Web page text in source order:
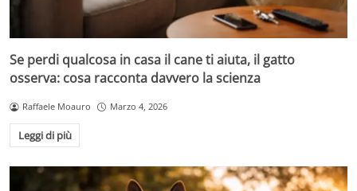
Se perdi qualcosa in casa il cane ti aiuta, il gatto
osserva: cosa racconta davvero la scienza
Raffaele Moauro Marzo 4, 2026
Leggi di più